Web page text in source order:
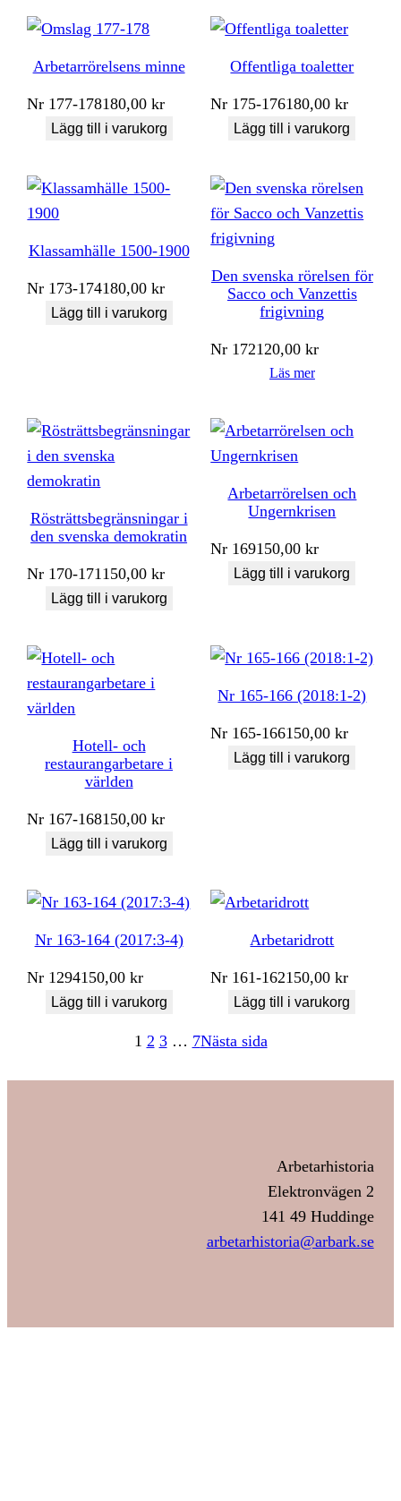
Arbetarrörelsens minne
Nr 177-178180,00kr
Lägg till i varukorg
Offentliga toaletter
Nr 175-176180,00kr
Lägg till i varukorg
Klassamhälle 1500-1900
Nr 173-174180,00kr
Lägg till i varukorg
Den svenska rörelsen för
Sacco och Vanzettis
frigivning
Nr 172120,00kr
Läs mer
Rösträttsbegränsningar i
den svenska demokratin
Nr 170-171150,00kr
Lägg till i varukorg
Arbetarrörelsen och
Ungernkrisen
Nr 169150,00kr
Lägg till i varukorg
Hotell- och
restaurangarbetare i
världen
Nr 167-168150,00kr
Lägg till i varukorg
Nr 165-166 (2018:1-2)
Nr 165-166150,00kr
Lägg till i varukorg
Nr 163-164 (2017:3-4)
Nr 1294150,00kr
Lägg till i varukorg
Arbetaridrott
Nr 161-162150,00kr
Lägg till i varukorg
1 2 3 … 7Nästa sida
Arbetarhistoria
Elektronvägen 2
141 49 Huddinge
arbetarhistoria@arbark.se